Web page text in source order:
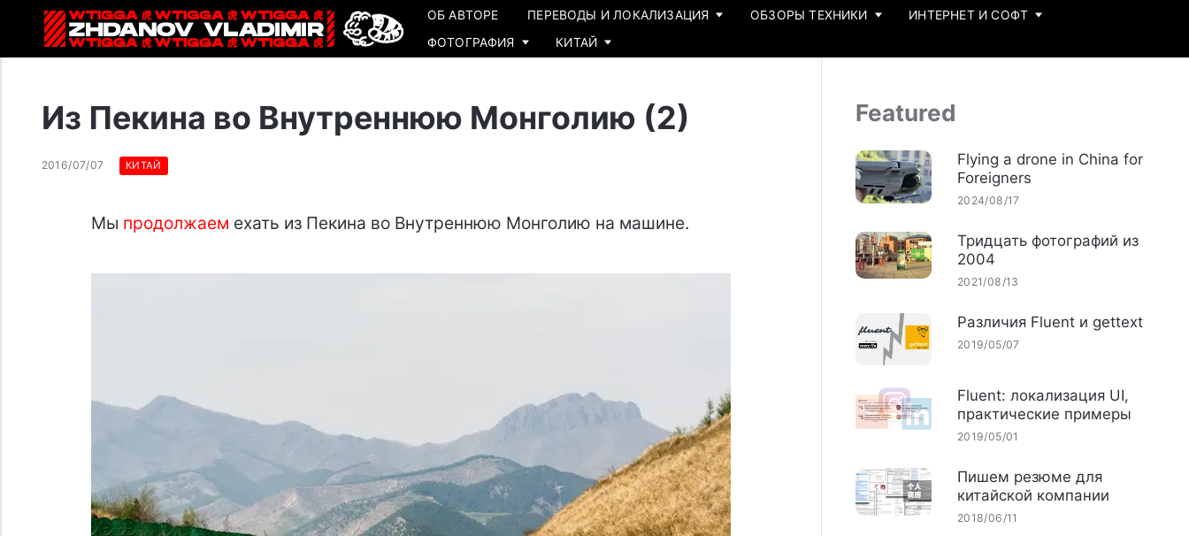
ОБ АВТОРЕ ПЕРЕВОДЫ И ЛОКАЛИЗАЦИЯ ОБЗОРЫ ТЕХНИКИ
ИНТЕРНЕТ И СОФТ
ФОТОГРАФИЯ
КИТАЙ
Из Пекина во Внутреннюю Монголию (2)
2016/07/07 КИТАЙ
Мы продолжаем ехать из Пекина во Внутреннюю Монголию на машине.
Featured
Flying a drone in China for
Foreigners
2024/08/17
Тридцать фотографий из
2004
2021/08/13
Различия Fluent и gettext
2019/05/07
Fluent: локализация UI,
практические примеры
2019/05/01
Пишем резюме для
китайской компании
2018/06/11